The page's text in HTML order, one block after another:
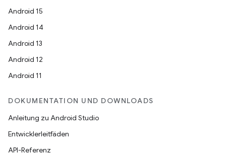
Android 15
Android 14
Android 13
Android 12
Android 11
DOKUMENTATION UND DOWNLOADS
Anleitung zu Android Studio
Entwicklerleitfäden
API-Referenz